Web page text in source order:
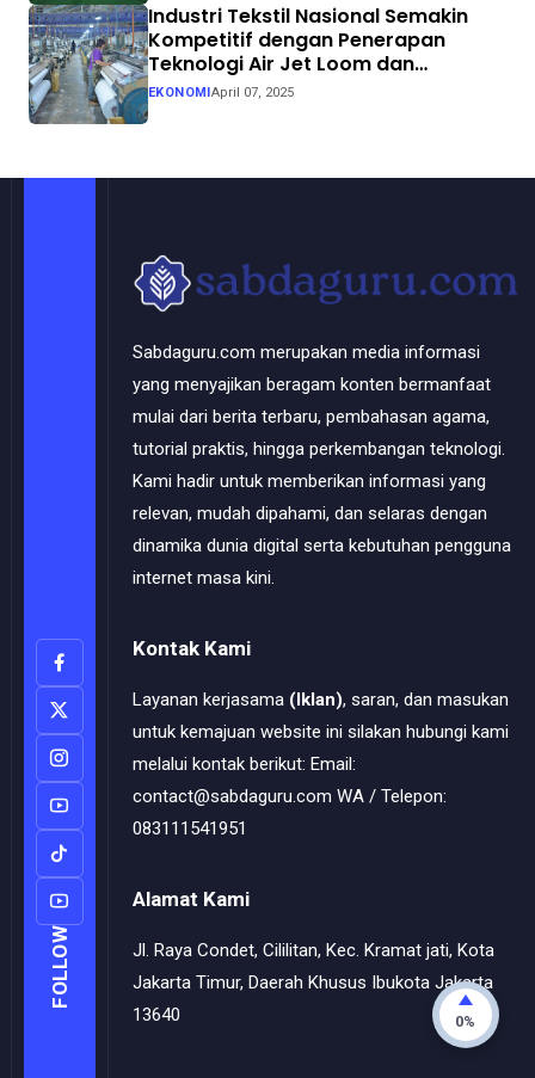
Industri Tekstil Nasional Semakin
Kompetitif dengan Penerapan
Teknologi Air Jet Loom dan
Continuous Dyeing di CV. Garuda
Solo Perkasa
EKONOMIApril 07, 2025
FOLLOW
Sabdaguru.com merupakan media informasi
yang menyajikan beragam konten bermanfaat
mulai dari berita terbaru, pembahasan agama,
tutorial praktis, hingga perkembangan teknologi.
Kami hadir untuk memberikan informasi yang
relevan, mudah dipahami, dan selaras dengan
dinamika dunia digital serta kebutuhan pengguna
internet masa kini.
Kontak Kami
Layanan kerjasama (Iklan), saran, dan masukan
untuk kemajuan website ini silakan hubungi kami
melalui kontak berikut: Email:
contact@sabdaguru.com WA / Telepon:
083111541951
Alamat Kami
Jl. Raya Condet, Cililitan, Kec. Kramat jati, Kota
Jakarta Timur, Daerah Khusus Ibukota Jakarta
13640
0%